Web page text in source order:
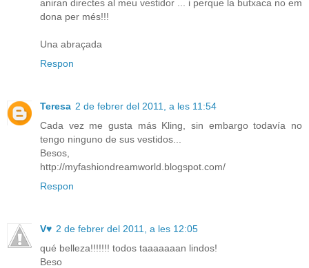
aniran directes al meu vestidor ... i perque la butxaca no em
dona per més!!!
Una abraçada
Respon
Teresa 2 de febrer del 2011, a les 11:54
Cada vez me gusta más Kling, sin embargo todavía no
tengo ninguno de sus vestidos...
Besos,
http://myfashiondreamworld.blogspot.com/
Respon
V♥ 2 de febrer del 2011, a les 12:05
qué belleza!!!!!!! todos taaaaaaan lindos!
Beso